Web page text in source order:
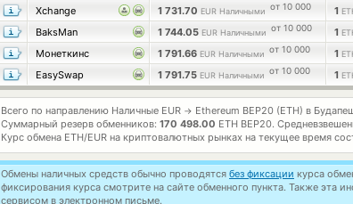
Xchange
1 731.70 EUR Наличными от 10 000 1
BaksMan
1 744.05 EUR Наличными от 10 000 1
Монеткинс
1 791.66 EUR Наличными от 10 000 1
EasySwap
1 791.75 EUR Наличными от 10 000 1
Всего по направлению Наличные EUR → Ethereum BEP20 (ETH) в
Суммарный резерв обменников: 170 498.00 ETH BEP20.
Курс обмена ETH/EUR на криптовалютных рынках на текущее время
Обмены наличных средств обычно проводятся без фиксации курса
фиксирования курса смотрите на сайте обменного пункта. Также эта
сервисом в электронном письме.